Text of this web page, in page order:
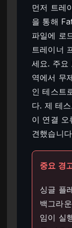
먼저 트레
을 통해
파일에 로
트레이너
세요. 주요
역에서 무
인 테스트
다. 제 테
이 연결
견했습니
중요 경
싱글 플
백그라
임이 실